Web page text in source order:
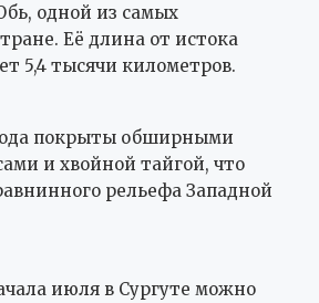
одной из самых
Её длина от истока
5,4 тысячи километров.
покрыты обширными
и хвойной тайгой, что
рельефа Западной
июля в Сургуте можно